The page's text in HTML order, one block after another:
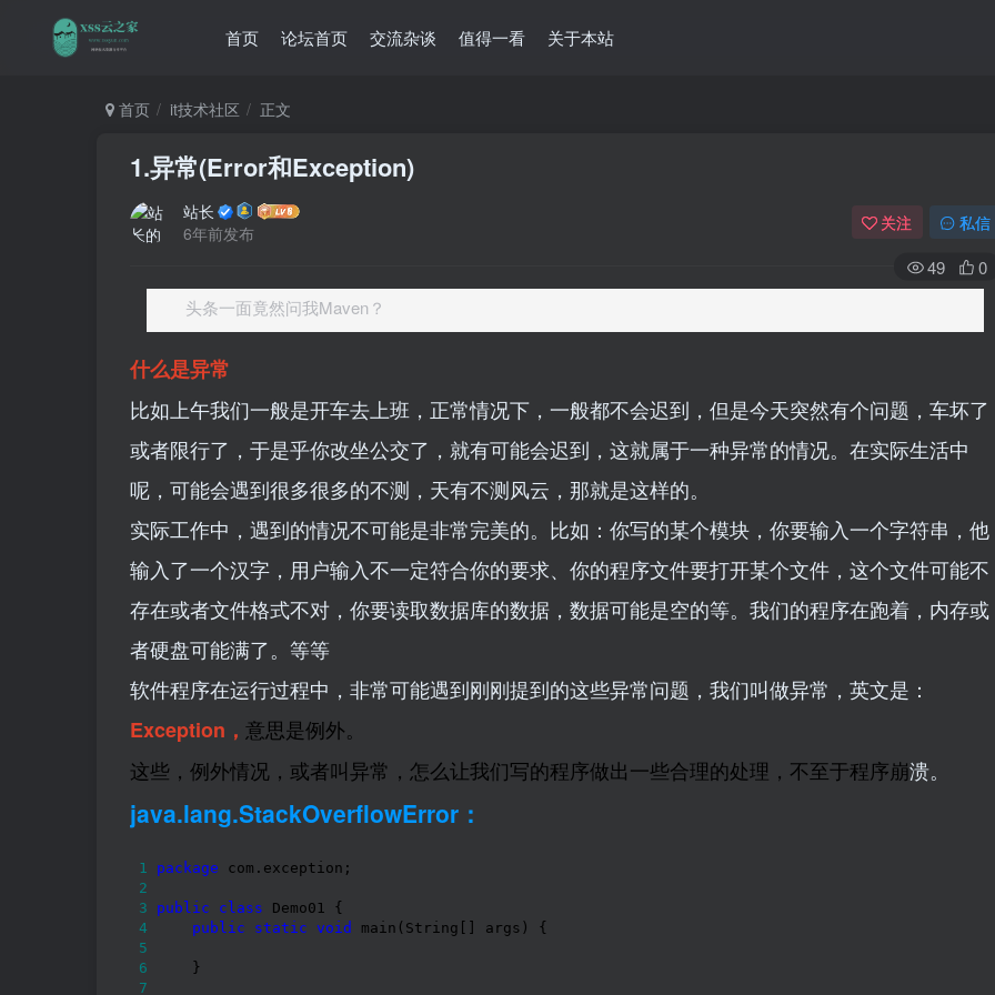
首页 论坛首页 交流杂谈 值得一看 关于本站
首页 it技术社区 正文
1.异常(Error和Exception)
站长
6年前发布
关注 私信
49
0
头条一面竟然问我Maven？
什么是异常
比如上午我们一般是开车去上班，正常情况下，一般都不会迟到，但是今天突然有个问题，车坏了
或者限行了，于是乎你改坐公交了，就有可能会迟到，这就属于一种异常的情况。在实际生活中
呢，可能会遇到很多很多的不测，天有不测风云，那就是这样的。
实际工作中，遇到的情况不可能是非常完美的。比如：你写的某个模块，你要输入一个字符串，他
输入了一个汉字，用户输入不一定符合你的要求、你的程序文件要打开某个文件，这个文件可能不
存在或者文件格式不对，你要读取数据库的数据，数据可能是空的等。我们的程序在跑着，内存或
者硬盘可能满了。等等
软件程序在运行过程中，非常可能遇到刚刚提到的这些异常问题，我们叫做异常，英文是：
Exception ， 意思是例外。
这些，例外情况，或者叫异常，怎么让我们写的程序做出一些合理的处理，不至于程序崩溃。
java.lang.StackOverflowError：
1 package
2
3
public class
4
public static void
5
6
7